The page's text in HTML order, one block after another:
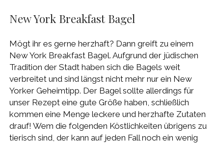
New York Breakfast Bagel
Mögt ihr es gerne herzhaft? Dann greift zu einem
New York Breakfast Bagel. Aufgrund der jüdischen
Tradition der Stadt haben sich die Bagels weit
verbreitet und sind längst nicht mehr nur ein New
Yorker Geheimtipp. Der Bagel sollte allerdings für
unser Rezept eine gute Größe haben, schließlich
kommen eine Menge leckere und herzhafte Zutaten
drauf! Wem die folgenden Köstlichkeiten übrigens zu
tierisch sind, der kann auf jeden Fall noch ein wenig